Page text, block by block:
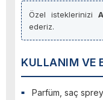
Özel isteklerinizi
ederiz.
KULLANIM VE
Parfüm, saç